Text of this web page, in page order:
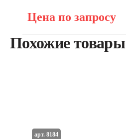
Цена по запросу
Похожие товары
арт. 8184